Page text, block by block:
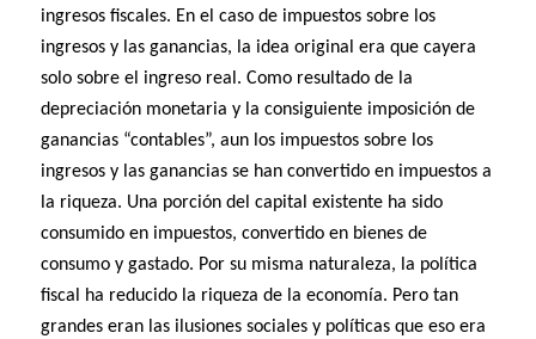
ingresos fiscales. En el caso de impuestos sobre los
ingresos y las ganancias, la idea original era que cayera
solo sobre el ingreso real. Como resultado de la
depreciación monetaria y la consiguiente imposición de
ganancias “contables”, aun los impuestos sobre los
ingresos y las ganancias se han convertido en impuestos a
la riqueza. Una porción del capital existente ha sido
consumido en impuestos, convertido en bienes de
consumo y gastado. Por su misma naturaleza, la política
fiscal ha reducido la riqueza de la economía. Pero tan
grandes eran las ilusiones sociales y políticas que eso era